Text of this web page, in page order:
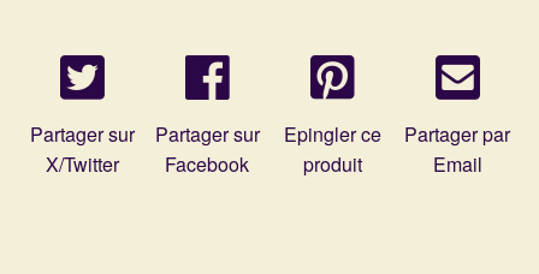
Commandes
Panier
Partager sur
X/Twitter
Partager sur
Facebook
Epingler ce
produit
Partager par
Email